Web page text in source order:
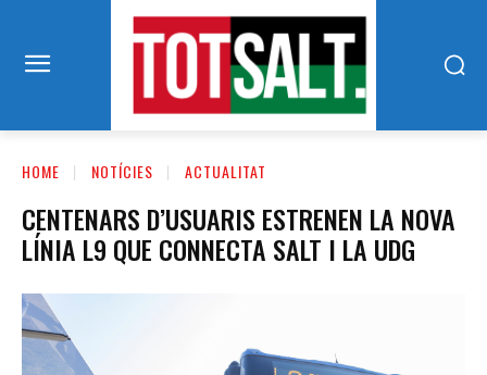
HOME NOTÍCIES ACTUALITAT
CENTENARS D’USUARIS ESTRENEN LA NOVA
LÍNIA L9 QUE CONNECTA SALT I LA UDG